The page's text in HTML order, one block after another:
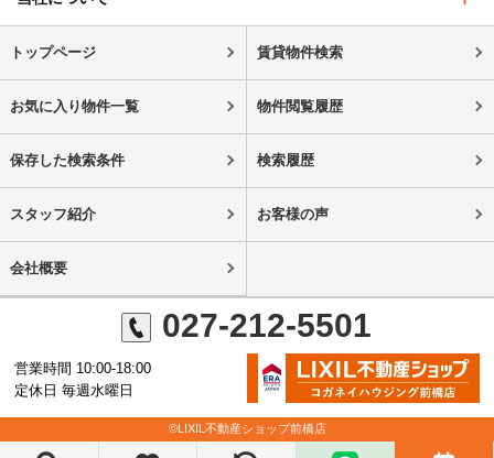
トップページ 賃貸物件検索
お気に入り物件一覧 物件閲覧履歴
保存した検索条件 検索履歴
スタッフ紹介 お客様の声
会社概要
027-212-5501
営業時間 10:00-18:00
定休日 毎週水曜日
©LIXIL不動産ショップ前橋店